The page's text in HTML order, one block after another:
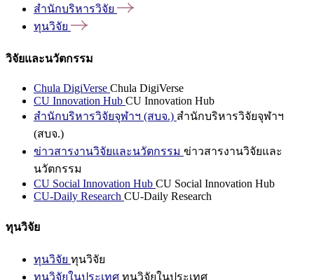
สำนักบริหารวิจัย
ทุนวิจัย
วิจัยและนวัตกรรม
Chula DigiVerse Chula DigiVerse
CU Innovation Hub CU Innovation Hub
สำนักบริหารวิจัยจุฬาฯ (สบจ.) สำนักบริหารวิจัยจุฬาฯ
(สบจ.)
ข่าวสารงานวิจัยและนวัตกรรม ข่าวสารงานวิจัยและ
นวัตกรรม
CU Social Innovation Hub CU Social Innovation Hub
CU-Daily Research CU-Daily Research
ทุนวิจัย
ทุนวิจัย ทุนวิจัย
ทุนวิจัยในประเทศ ทุนวิจัยในประเทศ